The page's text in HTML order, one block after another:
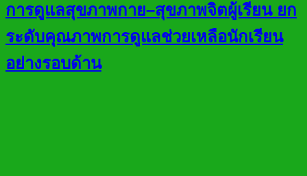
การดูแลสุขภาพกาย–สุขภาพจิตผู้เรียน ยก
ระดับคุณภาพการดูแลช่วยเหลือนักเรียน
อย่างรอบด้าน